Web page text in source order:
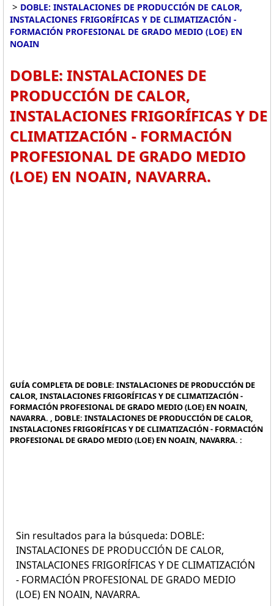
> DOBLE: INSTALACIONES DE PRODUCCIÓN DE CALOR,
INSTALACIONES FRIGORÍFICAS Y DE CLIMATIZACIÓN -
FORMACIÓN PROFESIONAL DE GRADO MEDIO (LOE) EN
NOAIN
DOBLE: INSTALACIONES DE
PRODUCCIÓN DE CALOR,
INSTALACIONES FRIGORÍFICAS Y DE
CLIMATIZACIÓN - FORMACIÓN
PROFESIONAL DE GRADO MEDIO
(LOE) EN NOAIN, NAVARRA.
GUÍA COMPLETA DE DOBLE: INSTALACIONES DE PRODUCCIÓN DE
CALOR, INSTALACIONES FRIGORÍFICAS Y DE CLIMATIZACIÓN -
FORMACIÓN PROFESIONAL DE GRADO MEDIO (LOE) EN NOAIN,
NAVARRA. , DOBLE: INSTALACIONES DE PRODUCCIÓN DE CALOR,
INSTALACIONES FRIGORÍFICAS Y DE CLIMATIZACIÓN - FORMACIÓN
PROFESIONAL DE GRADO MEDIO (LOE) EN NOAIN, NAVARRA. :
Sin resultados para la búsqueda: DOBLE:
INSTALACIONES DE PRODUCCIÓN DE CALOR,
INSTALACIONES FRIGORÍFICAS Y DE CLIMATIZACIÓN
- FORMACIÓN PROFESIONAL DE GRADO MEDIO
(LOE) EN NOAIN, NAVARRA.